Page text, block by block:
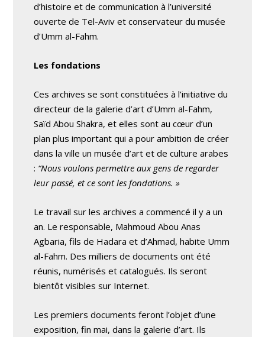
d’histoire et de communication à l’université
ouverte de Tel-Aviv et conservateur du musée
d’Umm al-Fahm.
Les fondations
Ces archives se sont constituées à l’initiative du
directeur de la galerie d’art d’Umm al-Fahm,
Saïd Abou Shakra, et elles sont au cœur d’un
plan plus important qui a pour ambition de créer
dans la ville un musée d’art et de culture arabes
: “Nous voulons permettre aux gens de regarder
leur passé, et ce sont les fondations. »
Le travail sur les archives a commencé il y a un
an. Le responsable, Mahmoud Abou Anas
Agbaria, fils de Hadara et d’Ahmad, habite Umm
al-Fahm. Des milliers de documents ont été
réunis, numérisés et catalogués. Ils seront
bientôt visibles sur Internet.
Les premiers documents feront l’objet d’une
exposition, fin mai, dans la galerie d’art. Ils